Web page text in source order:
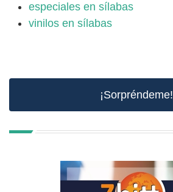
especiales en sílabas
vinilos en sílabas
¡Sorpréndeme!